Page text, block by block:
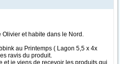
Olivier et habite dans le Nord.
au Printemps ( Lagon 5,5 x 4x
ravis du produit.
et je viens de recevoir les produits qui